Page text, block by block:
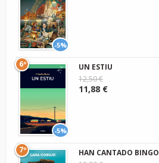
-5%
-5%
6º
UN ESTIU
12,50 €
11,88 €
7º
HAN CANTADO BINGO